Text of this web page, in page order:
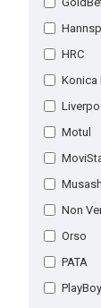
HRC
Konica
Motul
Non
Orso
PATA
PlayBoy